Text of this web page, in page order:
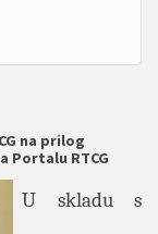
na prilog
Portalu RTCG
U skladu s